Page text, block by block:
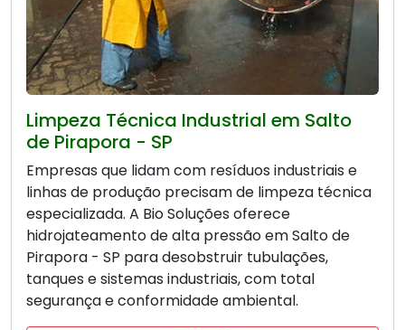
Limpeza Técnica Industrial em Salto
de Pirapora - SP
Empresas que lidam com resíduos industriais e
linhas de produção precisam de limpeza técnica
especializada. A Bio Soluções oferece
hidrojateamento de alta pressão em Salto de
Pirapora - SP para desobstruir tubulações,
tanques e sistemas industriais, com total
segurança e conformidade ambiental.